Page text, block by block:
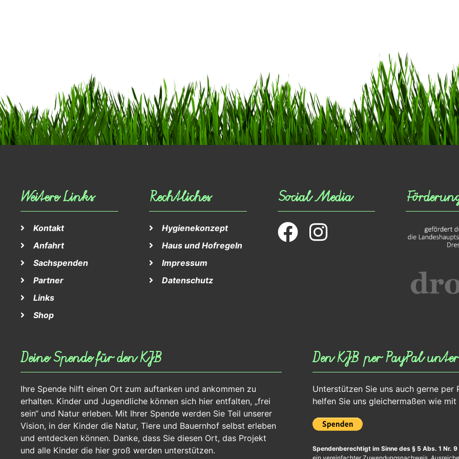
Weitere Links
Kontakt
Anfahrt
Sachspenden
Partner
Links
Shop
Rechtliches
Hygienekonzept
Haus und Hofregeln
Impressum
Datenschutz
Social Media
Deine Spende für den KJB
Ihre Spende hilft einen Ort zum auftanken und ankommen zu
erhalten. Kinder und Jugendliche können sich hier entfalten, „frei
sein“ und Natur erleben. Mit Ihrer Spende werden Sie Teil unserer
Vision, in der Kinder die Natur, Tiere und Bauernhof selbst erleben
und entdecken können. Danke, dass Sie diesen Ort, das Projekt
und alle Kinder die hier groß werden unterstützen.
Den KJB per PayPal
Unterstützen Sie uns auch gerne per
helfen Sie uns gleichermaßen wie
Spendenberechtigt im Sinne des § 5 Abs. 1 Nr. 9